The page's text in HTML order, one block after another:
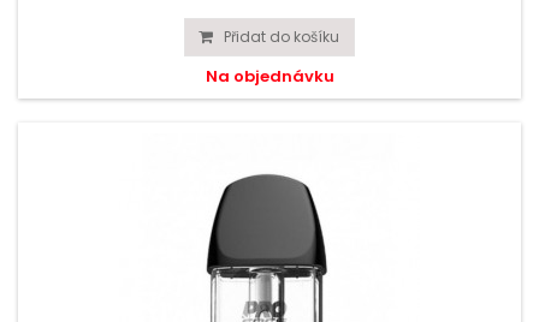
Přidat do košíku
Na objednávku